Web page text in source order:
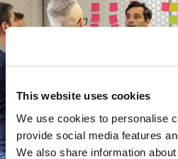
This website uses cookies
We use cookies to personalise
provide social media features
We also share information